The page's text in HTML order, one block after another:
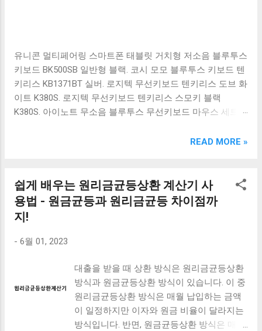
유니콘 멀티페어링 스마트폰 태블릿 거치형 저소음 블루투스
키보드 BK500SB 일반형 블랙. 코시 모모 블루투스 키보드 텐
키리스 KB1371BT 실버. 로지텍 무선키보드 텐키리스 도브 화
이트 K380S. 로지텍 무선키보드 텐키리스 스모키 블랙
K380S. 아이노트 무소음 블루투스 무선키보드 마우스 세트
OABTKBDA 퓨어 화이트. 코시 베이직 블루투스 키보드
랙. 큐센 멤브레인 무선 키보드 블랙 K1000 일반형 블루투스
키보드 구매를 고려하실 때, 추가 할인 혜택을 놓치지 마세요.
다양한 할인 혜택과 빠른배송 혜택을 놓치지 않도록 먼저 확
인해보세요. 추가할인 확인하기 상품 하나를 사더라도 종류
도 많고, 가격도 다양해서 결정이 많이 어려우시죠? 특히 블
없습니다. 다양한 상품들을 상세스펙 과 가격 을 꼼꼼히 비교
해서 구매하실 수 있도록 순위 추천 해드릴게요. 특가상품 보
러가기 추천상품 Best 유니콘 멀티페어링 스마트폰 태블릿
거치형 저소음 블루투스 키보드, BK-500SB, 일반형, 블랙 유
니콘 멀티페어링 스마트폰 태...
READ MORE »
쉽게 배우는 원리금균등상환 계산기 사
용법 - 원금균등과 원리금균등 차이점까
지!
- 6월 01, 2023
대출을 받을 때 상환 방식은 원리금균등상환
방식과 원금균등상환 방식이 있습니다. 이 중
원리금균등상환 방식은 매월 납입하는 금액
이 일정하지만 이자와 원금 비율이 달라지는
방식입니다. 반면, 원금균등상환 방식은 매월